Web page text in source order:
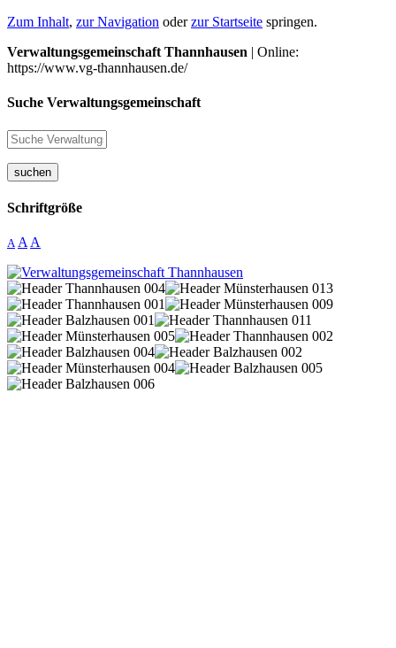
Zum Inhalt, zur Navigation oderzur Startseite springen.
Verwaltungsgemeinschaft Thannhausen | Online:
https://www.vg-thannhausen.de/
Suche Verwaltungsgemeinschaft
suchen
Schriftgröße
A A A